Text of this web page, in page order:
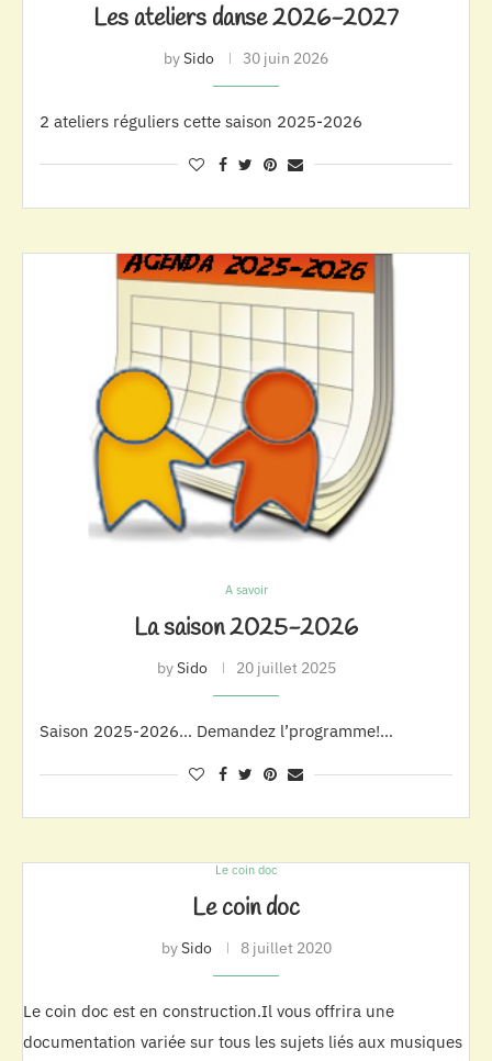
Les ateliers danse 2026-2027
bySido 30 juin 2026
2 ateliers réguliers cette saison 2025-2026
A savoir
La saison 2025-2026
bySido 20 juillet 2025
Saison 2025-2026… Demandez l’programme!…
Le coin doc
Le coin doc
bySido 8 juillet 2020
Le coin doc est en construction.Il vous offrira une
documentation variée sur tous les sujets liés aux musiques